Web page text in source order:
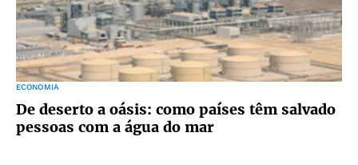
ECONOMIA
De deserto a oásis: como países têm salvado
pessoas com a água do mar